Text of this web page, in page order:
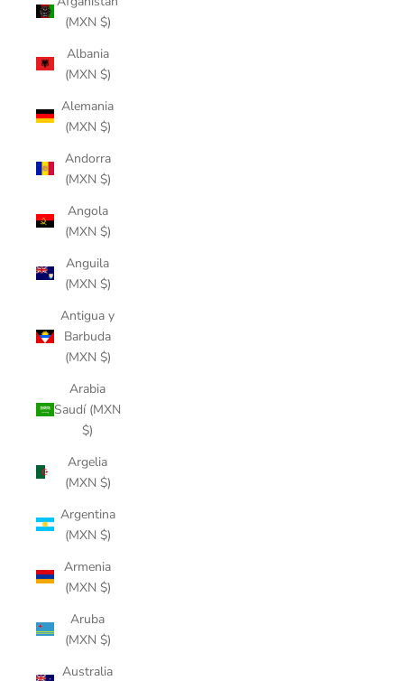
(MXN $)
Albania
(MXN $)
Alemania
(MXN $)
Andorra
(MXN $)
Angola
(MXN $)
Anguila
(MXN $)
Antigua y
Barbuda
(MXN $)
Arabia
Saudí (MXN
$)
Argelia
(MXN $)
Argentina
(MXN $)
Armenia
(MXN $)
Aruba
(MXN $)
Australia